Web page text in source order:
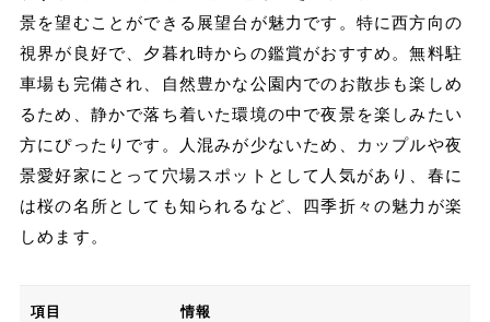
景を望むことができる展望台が魅力です。特に西方向の
視界が良好で、夕暮れ時からの鑑賞がおすすめ。無料駐
車場も完備され、自然豊かな公園内でのお散歩も楽しめ
るため、静かで落ち着いた環境の中で夜景を楽しみたい
方にぴったりです。人混みが少ないため、カップルや夜
景愛好家にとって穴場スポットとして人気があり、春に
は桜の名所としても知られるなど、四季折々の魅力が楽
しめます。
項目 情報